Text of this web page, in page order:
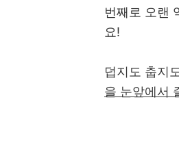
번째로 오랜
요!
덥지도 춥지
을 눈앞에서